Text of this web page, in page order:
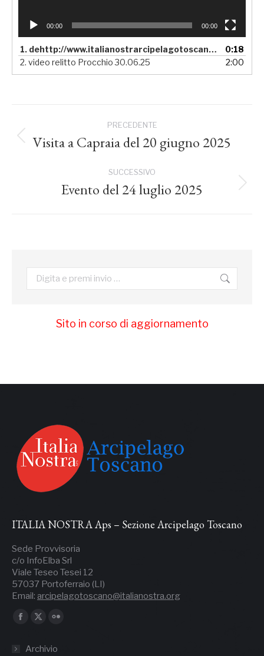
00:00 00:00
1. dehttp://www.italianostrarcipelagotoscano.it/wp-content/uploads/2025/07/derelitto2.mp4relitto2
0:18
2. video relitto Procchio 30.06.25 2:00
tra
PRECEDENTE
Post
Visita a Capraia del 20 giugno 2025
SUCCESSIVO
Prossimo
Evento del 24 luglio 2025
Sito in corso di aggiornamento
ITALIA NOSTRA Aps – Sezione Arcipelago Toscano
Sede Provvisoria
c/o InfoElba Srl
Viale Teseo Tesei 12
57037 Portoferraio (LI)
Email: arcipelagotoscano@italianostra.org
Ci puoi trovare su:
Facebook
opens
X
opensopens
Archivio